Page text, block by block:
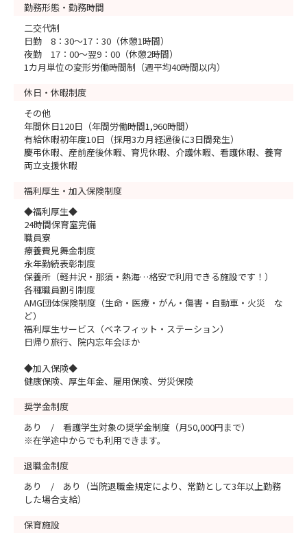
勤務形態・勤務時間
二交代制
日勤 8：30～17：30（休憩1時間）
夜勤 17：00～翌9：00（休憩2時間）
1カ月単位の変形労働時間制（週平均40時間以内）
休日・休暇制度
その他
年間休日120日（年間労働時間1,960時間）
有給休暇初年度10日（採用3カ月経過後に3日間発生）
慶弔休暇、産前産後休暇、育児休暇、介護休暇、看護休暇、養育
両立支援休暇
福利厚生・加入保険制度
◆福利厚生◆
24時間保育室完備
職員寮
療養費見舞金制度
永年勤続表彰制度
保養所（軽井沢・那須・熱海…格安で利用できる施設です！）
各種職員割引制度
AMG団体保険制度（生命・医療・がん・傷害・自動車・火災 な
ど）
福利厚生サービス（ベネフィット・ステーション）
日帰り旅行、院内忘年会ほか
◆加入保険◆
健康保険、厚生年金、雇用保険、労災保険
奨学金制度
あり / 看護学生対象の奨学金制度（月50,000円まで）
※在学途中からでも利用できます。
退職金制度
あり / あり（当院退職金規定により、常勤として3年以上勤務
した場合支給）
保育施設